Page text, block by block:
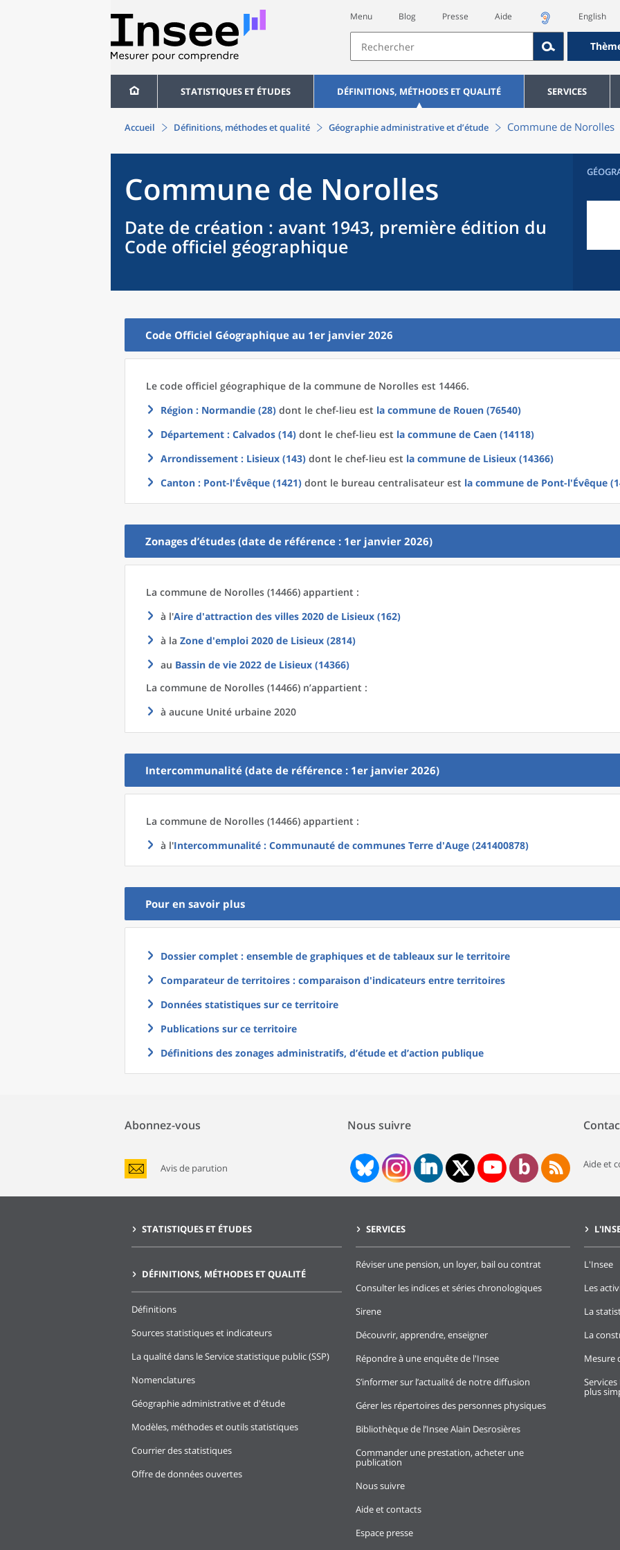
Menu Blog Presse Aide English
STATISTIQUES ET ÉTUDES DÉFINITIONS, MÉTHODES ET QUALITÉ SERVICES
Accueil Définitions, méthodes et qualité Géographie administrative et d’étude Commune de Norolles
Commune de Norolles
Date de création : avant 1943, première édition du
Code officiel géographique
Code Officiel Géographique au 1er janvier 2026
Le code officiel géographique de la commune de Norolles est 14466.
Région : Normandie (28) dont le chef-lieu est la commune de Rouen (76540)
Département : Calvados (14) dont le chef-lieu est la commune de Caen (14118)
Arrondissement : Lisieux (143) dont le chef-lieu est la commune de Lisieux (14366)
Canton : Pont-l'Évêque (1421) dont le bureau centralisateur est la commune de Pont-l'Évêque
Zonages d’études (date de référence : 1er janvier 2026)
La commune de Norolles (14466) appartient :
à l'Aire d'attraction des villes 2020 de Lisieux (162)
à la Zone d'emploi 2020 de Lisieux (2814)
au Bassin de vie 2022 de Lisieux (14366)
La commune de Norolles (14466) n’appartient :
à aucune Unité urbaine 2020
Intercommunalité (date de référence : 1er janvier 2026)
La commune de Norolles (14466) appartient :
à l'Intercommunalité : Communauté de communes Terre d'Auge (241400878)
Pour en savoir plus
Dossier complet : ensemble de graphiques et de tableaux sur le territoire
Comparateur de territoires : comparaison d'indicateurs entre territoires
Données statistiques sur ce territoire
Publications sur ce territoire
Définitions des zonages administratifs, d’étude et d’action publique
Abonnez-vous
Avis de parution
Nous suivre
Aide et
STATISTIQUES ET ÉTUDES
DÉFINITIONS, MÉTHODES ET QUALITÉ
Définitions
Sources statistiques et indicateurs
La qualité dans le Service statistique public (SSP)
Nomenclatures
Géographie administrative et d'étude
Modèles, méthodes et outils statistiques
Courrier des statistiques
Offre de données ouvertes
SERVICES
Réviser une pension, un loyer, bail ou contrat
Consulter les indices et séries chronologiques
Sirene
Découvrir, apprendre, enseigner
Répondre à une enquête de l'Insee
S’informer sur l’actualité de notre diffusion
Gérer les répertoires des personnes physiques
Bibliothèque de l’Insee Alain Desrosières
Commander une prestation, acheter une
publication
Nous suivre
Aide et contacts
Espace presse
L'Insee
Les
La
La
Mesure
plus